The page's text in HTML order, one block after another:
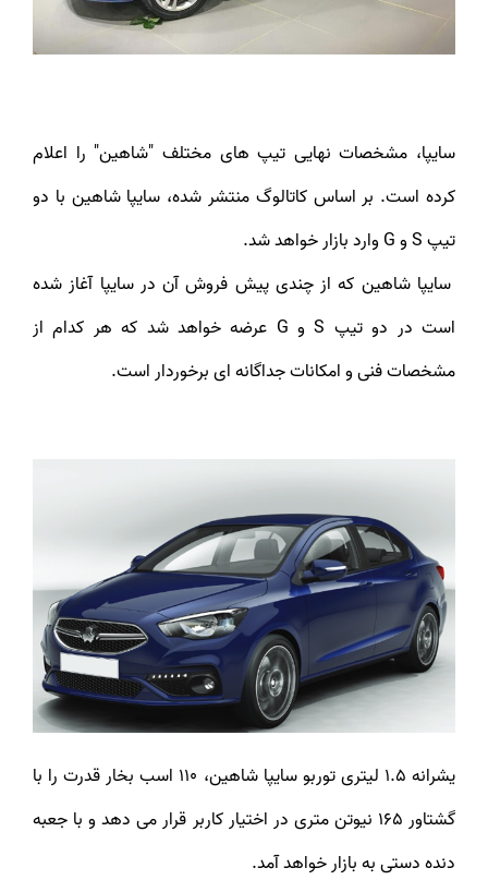
سایپا، مشخصات نهایی تیپ های مختلف "شاهین" را اعلام
کرده است. بر اساس کاتالوگ منتشر شده، سایپا شاهین با دو
تیپ S و G وارد بازار خواهد شد.
سایپا شاهین که از چندی پیش فروش آن در سایپا آغاز شده
است در دو تیپ S و G عرضه خواهد شد که هر کدام از
مشخصات فنی و امکانات جداگانه ای برخوردار است.
یشرانه 1.5 لیتری توربو سایپا شاهین، 110 اسب بخار قدرت را با
گشتاور 165 نیوتن متری در اختیار کاربر قرار می دهد و با جعبه
دنده دستی به بازار خواهد آمد.